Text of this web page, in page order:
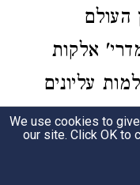
העולם
אלקות
עליונים
ד' עולמות
אצילות נק'
We use cookies to
our site. Click OK to